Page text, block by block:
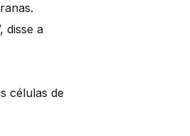
disse a
células de